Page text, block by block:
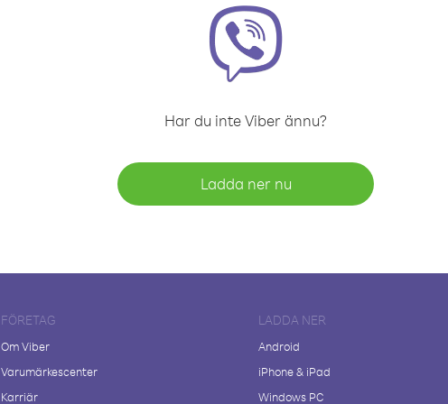
Har du inte Viber ännu?
Ladda ner nu
FÖRETAG
Om Viber
Varumärkescenter
Karriär
LADDA NER
Android
iPhone & iPad
Windows PC